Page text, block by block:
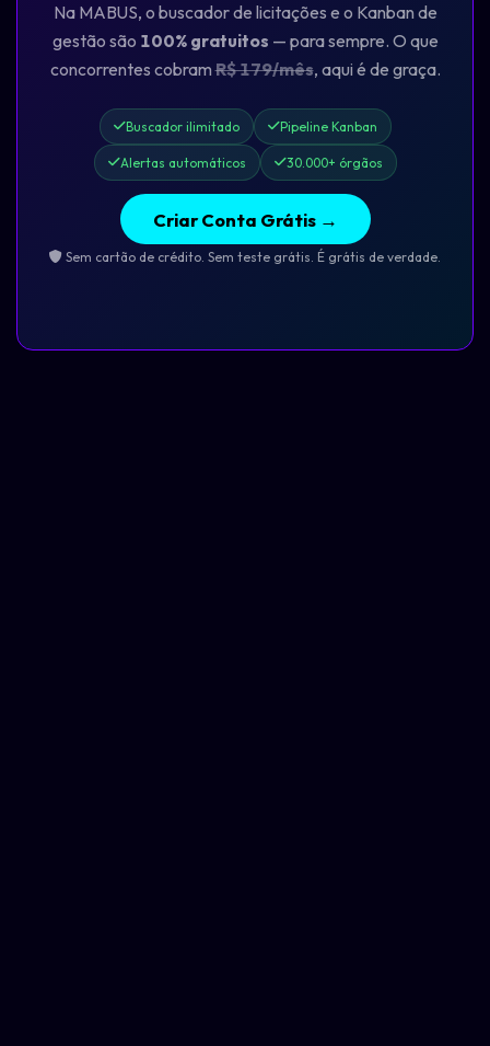
Na MABUS, o buscador de licitações e o Kanban de
gestão são 100% gratuitos — para sempre. O que
concorrentes cobramR$ 179/mês, aqui é de graça.
Buscador ilimitado Pipeline Kanban
Alertas automáticos 30.000+ órgãos
Criar Conta Grátis →
Sem cartão de crédito. Sem teste grátis. É grátis de verdade.